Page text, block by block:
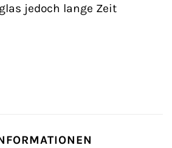
jedoch lange Zeit